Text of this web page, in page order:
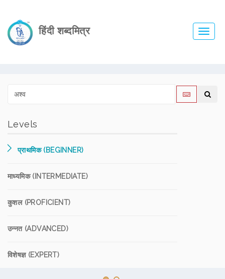
हिंदी शब्दमित्र
Levels
प्राथमिक (BEGINNER)
माध्यमिक (INTERMEDIATE)
कुशल (PROFICIENT)
उन्नत (ADVANCED)
विशेषज्ञ (EXPERT)